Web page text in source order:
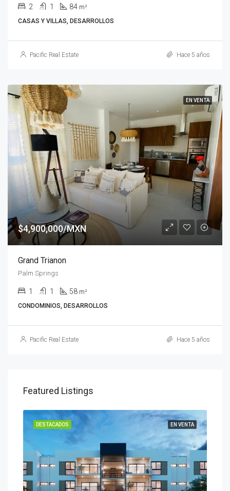
2 1 84 m²
CASAS Y VILLAS, DESARROLLOS
Pacific Real Estate Hace 5 años
EN VENTA
$4,900,000/MXN
Grand Trianon
Palm Springs
1 1 58 m²
CONDOMINIOS, DESARROLLOS
Pacific Real Estate Hace 5 años
Featured Listings
EN VENTA
DESTACADOS